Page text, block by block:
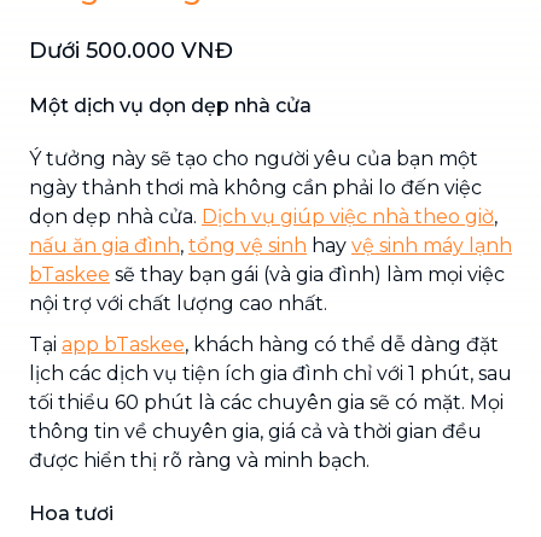
Dưới 500.000 VNĐ
Một dịch vụ dọn dẹp nhà cửa
Ý tưởng này sẽ tạo cho người yêu của bạn một
ngày thảnh thơi mà không cần phải lo đến việc
dọn dẹp nhà cửa. Dịch vụ giúp việc nhà theo giờ,
nấu ăn gia đình, tổng vệ sinh hay vệ sinh máy lạnh
bTaskee sẽ thay bạn gái (và gia đình) làm mọi việc
nội trợ với chất lượng cao nhất.
Tại app bTaskee, khách hàng có thể dễ dàng đặt
lịch các dịch vụ tiện ích gia đình chỉ với 1 phút, sau
tối thiểu 60 phút là các chuyên gia sẽ có mặt. Mọi
thông tin về chuyên gia, giá cả và thời gian đều
được hiển thị rõ ràng và minh bạch.
Hoa tươi